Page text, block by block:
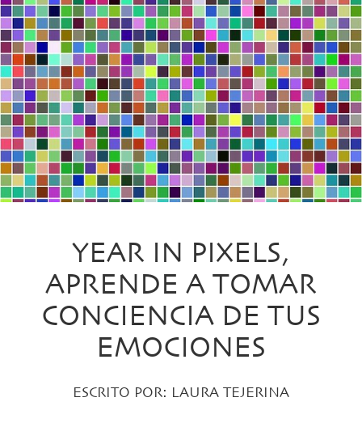
YEAR IN PIXELS,
APRENDE A TOMAR
CONCIENCIA DE TUS
EMOCIONES
ESCRITO POR: LAURA TEJERINA